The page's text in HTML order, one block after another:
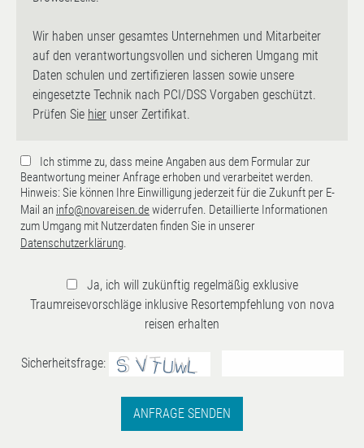
Wir haben unser gesamtes Unternehmen und Mitarbeiter
auf den verantwortungsvollen und sicheren Umgang mit
Daten schulen und zertifizieren lassen sowie unsere
eingesetzte Technik nach PCI/DSS Vorgaben geschützt.
Prüfen Sie hier unser Zertifikat.
Ich stimme zu, dass meine Angaben aus dem Formular zur
Beantwortung meiner Anfrage erhoben und verarbeitet werden.
Hinweis: Sie können Ihre Einwilligung jederzeit für die Zukunft per E-
Mail an info@novareisen.dewiderrufen. Detaillierte Informationen
zum Umgang mit Nutzerdaten finden Sie in unserer
Datenschutzerklärung.
Ja, ich will zukünftig regelmäßig exklusive
Traumreisevorschläge inklusive Resortempfehlung von nova
reisen erhalten
Sicherheitsfrage:
ANFRAGE SENDEN